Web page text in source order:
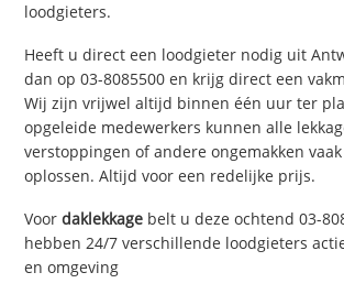
loodgieters.
Heeft u direct een loodgieter nodig uit
dan op 03-8085500 en krijg direct een
Wij zijn vrijwel altijd binnen één uur ter
opgeleide medewerkers kunnen alle
verstoppingen of andere ongemakken
oplossen. Altijd voor een redelijke prijs.
Voordaklekkage belt u deze ochtend 03-
hebben 24/7 verschillende loodgieters
en omgeving